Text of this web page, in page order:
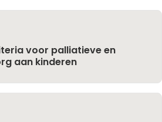
voor palliatieve en
aan kinderen